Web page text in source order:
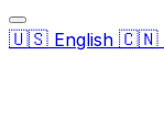
🇺🇸 English 🇨🇳